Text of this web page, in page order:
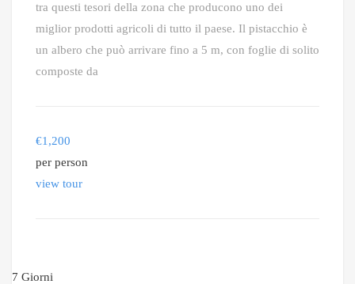
tra questi tesori della zona che producono uno dei
miglior prodotti agricoli di tutto il paese. Il pistacchio è
un albero che può arrivare fino a 5 m, con foglie di solito
composte da
€1,200
per person
view tour
7 Giorni